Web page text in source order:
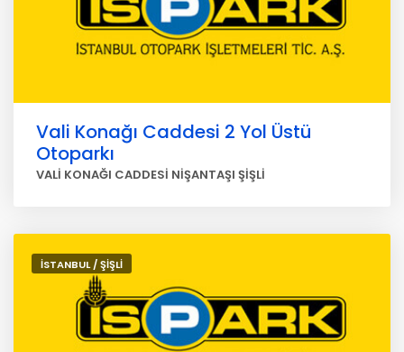
Vali Konağı Caddesi 2 Yol Üstü
Otoparkı
VALİ KONAĞI CADDESİ NİŞANTAŞI ŞİŞLİ
İSTANBUL / ŞİŞLİ